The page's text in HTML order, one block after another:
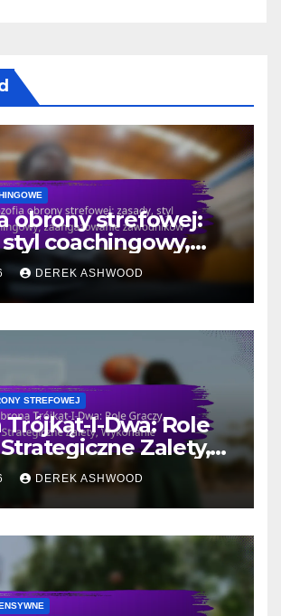
obrony strefowej:
styl coachingowy,
zawodników
DEREK ASHWOOD
STREFOWEJ
Trójkąt-I-Dwa: Role
Strategiczne Zalety,
DEREK ASHWOOD